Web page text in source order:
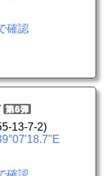
確認
13-7-2)